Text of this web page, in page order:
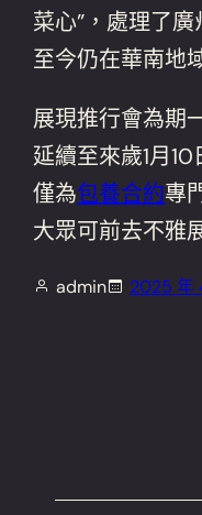
菜心”，處理了
至今仍在華南地
展現推行會為期
延續至來歲1月10
僅為包養合約專
大眾可前去不雅
admin 2025 年